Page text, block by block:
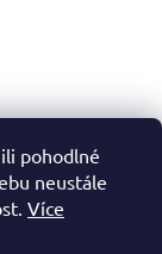
pohodlné
neustále
Více